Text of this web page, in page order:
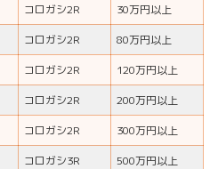
コロガシ2R
30万円以上
コロガシ2R
80万円以上
コロガシ2R
120万円以上
コロガシ2R
200万円以上
コロガシ2R
300万円以上
コロガシ3R 500万円以上